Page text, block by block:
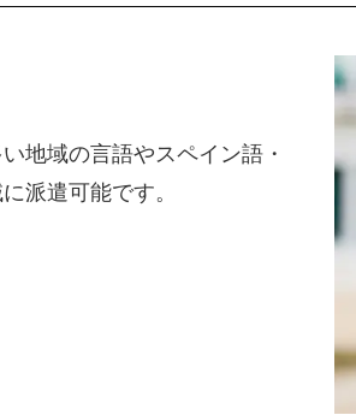
地域の言語やスペイン語・
派遣可能です。